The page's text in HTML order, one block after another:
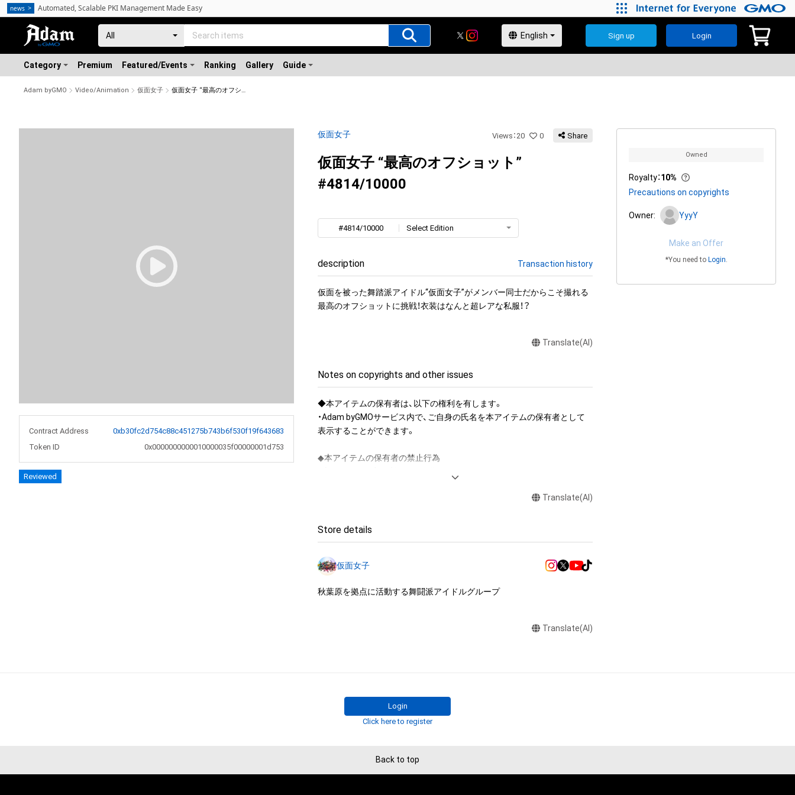
Sign up Login
Category Premium Featured/Events Ranking Gallery Guide
Adam byGMO Video/Animation 仮面女子 仮面女子 “最高のオフショット”
Contract Address
0xb30fc2d754c88c451275b743b6f530f19f643683
Token ID
0x0000000000010000035f00000001d753
Reviewed
仮面女子 Views ： 20 0 Share
仮面女子 “最高のオフショット”
#4814/10000
#4814/10000 Select Edition
description Transaction history
仮面を被った舞踏派アイドル“仮面女子”がメンバー同士だからこそ撮れる
最高のオフショットに挑戦！衣装はなんと超レアな私服！？
Translate(AI)
Notes on copyrights and other issues
◆本アイテムの保有者は、以下の権利を有します。
・Adam byGMOサービス内で、ご自身の氏名を本アイテムの保有者として
表示することができます。
◆本アイテムの保有者の禁止行為
◆本アイテムに関する注意事項
用新案権、商標権、意匠権その他の知的財産権(それらの権利を取得し、又は
は、本アイテムの著作権を有する方、著作隣接権の権利者またはその管理委
これに限定されません。)を行うことはできません。
・本アイテムに関する創作物の利用については、公序良俗や法令に反する利
・本アイテムの購入、売却および利用に関して、購入者、売却者、保有者、そ
Translate(AI)
Store details
仮面女子
秋葉原を拠点に活動する舞闘派アイドルグループ
Translate(AI)
Owned
Royalty：10%
Precautions on copyrights
Owner: YyyY
Make an Offer
*You need to Login.
Login
Click here to register
Back to top
news Automated, Scalable PKI Management Made Easy